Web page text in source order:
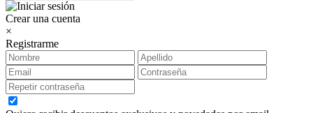
Crear una cuenta
×
Registrarme